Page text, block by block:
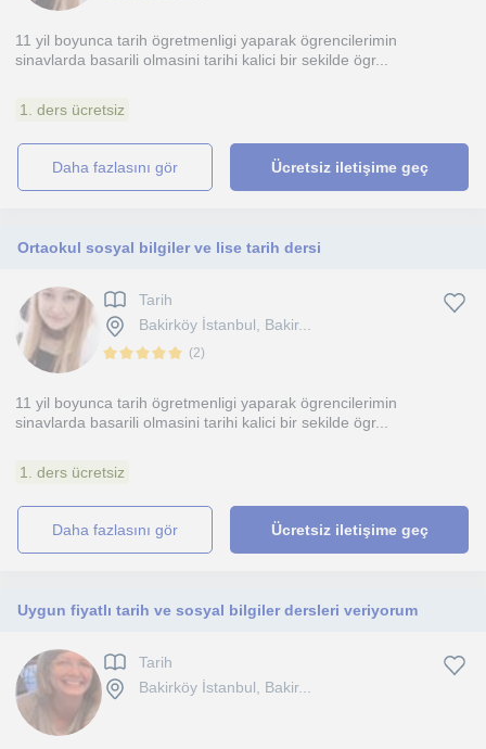
11 yil boyunca tarih ögretmenligi yaparak ögrencilerimin
sinavlarda basarili olmasini tarihi kalici bir sekilde ögr...
1. ders ücretsiz
daha fazlasını gör Ücretsiz iletişime geç
Ortaokul sosyal bilgiler ve lise tarih dersi
Tarih
Bakirköy İstanbul, Bakir...
(2)
11 yil boyunca tarih ögretmenligi yaparak ögrencilerimin
sinavlarda basarili olmasini tarihi kalici bir sekilde ögr...
1. ders ücretsiz
daha fazlasını gör Ücretsiz iletişime geç
Uygun fiyatlı tarih ve sosyal bilgiler dersleri veriyorum
Tarih
Bakirköy İstanbul, Bakir...